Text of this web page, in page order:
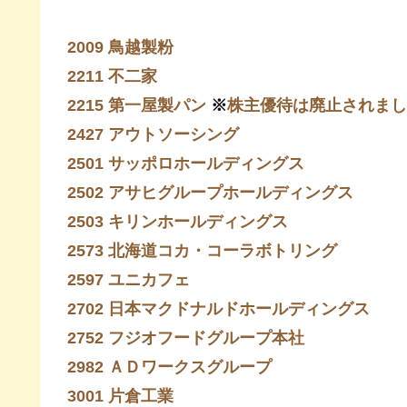
2009 鳥越製粉
2211 不二家
2215 第一屋製パン ※株主優待は廃止されま
2427 アウトソーシング
2501 サッポロホールディングス
2502 アサヒグループホールディングス
2503 キリンホールディングス
2573 北海道コカ・コーラボトリング
2597 ユニカフェ
2702 日本マクドナルドホールディングス
2752 フジオフードグループ本社
2982 ＡＤワークスグループ
3001 片倉工業